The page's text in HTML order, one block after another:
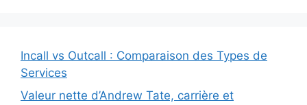
Incall vs Outcall : Comparaison des Types de
Services
Valeur nette d’Andrew Tate, carrière et